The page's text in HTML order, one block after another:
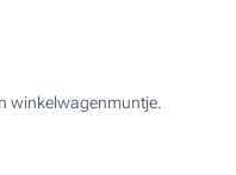
winkelwagenmuntje.